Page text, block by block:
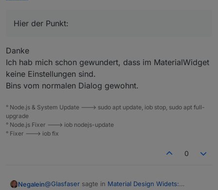
Hier der Punkt:
Danke
Ich hab mich schon gewundert, dass im MaterialWidget
keine Einstellungen sind.
Bins vom normalen Dialog gewohnt.
° Node.js & System Update ---> sudo apt update, iob stop, sudo apt full-
upgrade
° Node.js Fixer ---> iob nodejs-update
° Fixer ---> iob fix
0
Negalein@Glasfaser sagte in Material Design Widets: